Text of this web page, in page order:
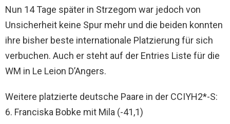
Nun 14 Tage später in Strzegom war jedoch von
Unsicherheit keine Spur mehr und die beiden konnten
ihre bisher beste internationale Platzierung für sich
verbuchen. Auch er steht auf der Entries Liste für die
WM in Le Leion D’Angers.
Weitere platzierte deutsche Paare in der CCIYH2*-S:
6. Franciska Bobke mit Mila (-41,1)